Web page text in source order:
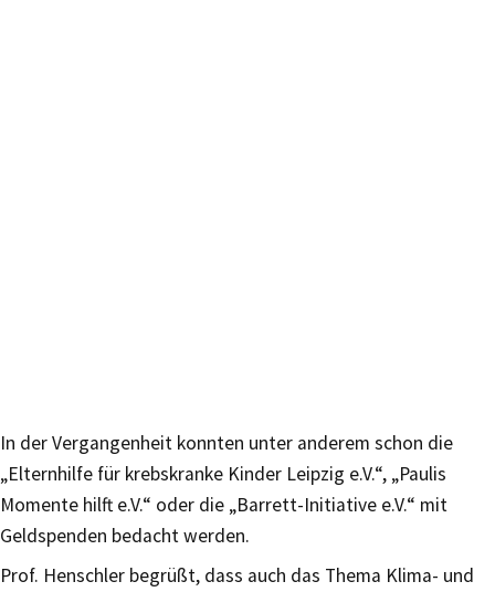
In der Vergangenheit konnten unter anderem schon die
„Elternhilfe für krebskranke Kinder Leipzig e.V.“, „Paulis
Momente hilft e.V.“ oder die „Barrett-Initiative e.V.“ mit
Geldspenden bedacht werden.
Prof. Henschler begrüßt, dass auch das Thema Klima- und